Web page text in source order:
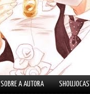
SOBRE A AUTORA SHOUJOCAST